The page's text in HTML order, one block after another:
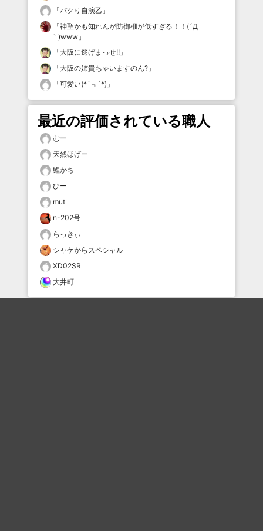
「パクり自演乙 」
「神聖かも知れんが防御柵が低すぎる！！(´Д
｀)www 」
「大阪に逃げまっせ!! 」
「大阪の姉貴ちゃいますのん? 」
「可愛い(*´﹃`*) 」
最近の評価されている職人
むー
天然ほげー
鯉かち
ひー
mut
n-202号
らっきぃ
シャケからスペシャル
XD02SR
大井町